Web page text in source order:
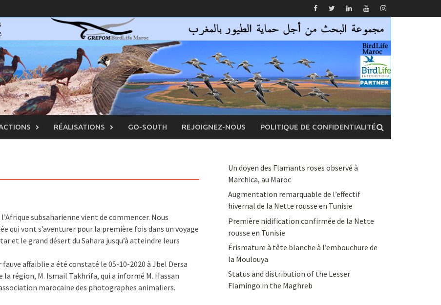
RÉALISATIONS GO-SOUTH REJOIGNEZ-NOUS POLITIQUE DE CONFIDENTIALITÉ
subsaharienne vient de commencer. Nous
qui vont s’aventurer pour la première fois dans un voyage
et le grand désert du Sahara jusqu’à atteindre leurs
affaiblie a été constaté le 05-10-2020 à Jbel Dersa
région, M. Ismail Takhrifa, qui a informé M. Hassan
marocaine des photographes animaliers.
Un doyen des Flamants roses observé à
Marchica, au Maroc
Augmentation remarquable de l’effectif
hivernal de la Nette rousse en Tunisie
Première nidification confirmée de la Nette
rousse en Tunisie
Érismature à tête blanche à l’embouchure de
la Moulouya
Status and distribution of the Lesser
Flamingo in the Maghreb